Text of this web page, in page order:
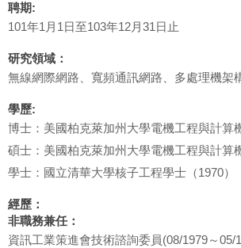
聘期:
101年1月1日至103年12月31日止
研究領域：
無線網際網路、寬頻通訊網路、多處理機架
學歷:
博士：美國柏克萊加州大學電機工程與計算
碩士：美國柏克萊加州大學電機工程與計算
學士：國立清華大學核子工程學士（1970）
經歷：
非職務兼任：
資訊工業策進會技術諮詢委員(08/1979～05/